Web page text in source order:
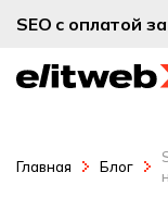
SEO с оплатой
Главная Блог